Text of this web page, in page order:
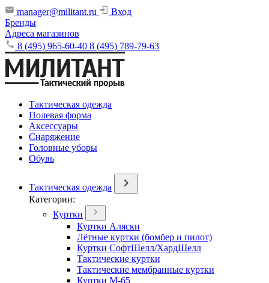
manager@militant.ru
Вход
Бренды
Адреса магазинов
8 (495) 965-60-40 8 (495) 789-79-63
Тактическая одежда
Полевая форма
Аксессуары
Снаряжение
Головные уборы
Обувь
Тактическая одежда
Категории:
Куртки
Куртки Аляски
Лётные куртки (бомбер и пилот)
Куртки СофтШелл/ХардШелл
Тактические куртки
Тактические мембранные куртки
Куртки М-65